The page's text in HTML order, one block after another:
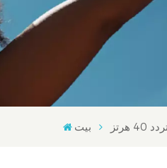
Italiano
العربية
بيت